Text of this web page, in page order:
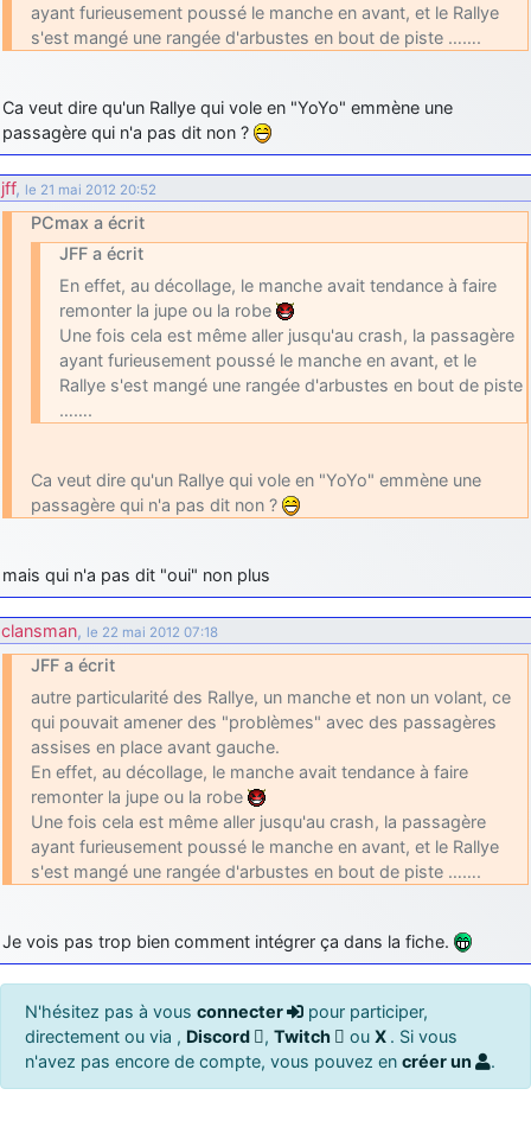
ayant furieusement poussé le manche en avant, et le Rallye
s'est mangé une rangée d'arbustes en bout de piste …….
Ca veut dire qu'un Rallye qui vole en "YoYo" emmène une
passagère qui n'a pas dit non ?
jff, le 21 mai 2012 20:52
PCmax a écrit
JFF a écrit
En effet, au décollage, le manche avait tendance à faire
remonter la jupe ou la robe
Une fois cela est même aller jusqu'au crash, la passagère
ayant furieusement poussé le manche en avant, et le
Rallye s'est mangé une rangée d'arbustes en bout de piste
…….
Ca veut dire qu'un Rallye qui vole en "YoYo" emmène une
passagère qui n'a pas dit non ?
mais qui n'a pas dit "oui" non plus
clansman, le 22 mai 2012 07:18
JFF a écrit
autre particularité des Rallye, un manche et non un volant, ce
qui pouvait amener des "problèmes" avec des passagères
assises en place avant gauche.
En effet, au décollage, le manche avait tendance à faire
remonter la jupe ou la robe
Une fois cela est même aller jusqu'au crash, la passagère
ayant furieusement poussé le manche en avant, et le Rallye
s'est mangé une rangée d'arbustes en bout de piste …….
Je vois pas trop bien comment intégrer ça dans la fiche.
N'hésitez pas à vous connecter
pour participer,
directement ou via , Discord , Twitch ou X . Si vous
n'avez pas encore de compte, vous pouvez en créer un .